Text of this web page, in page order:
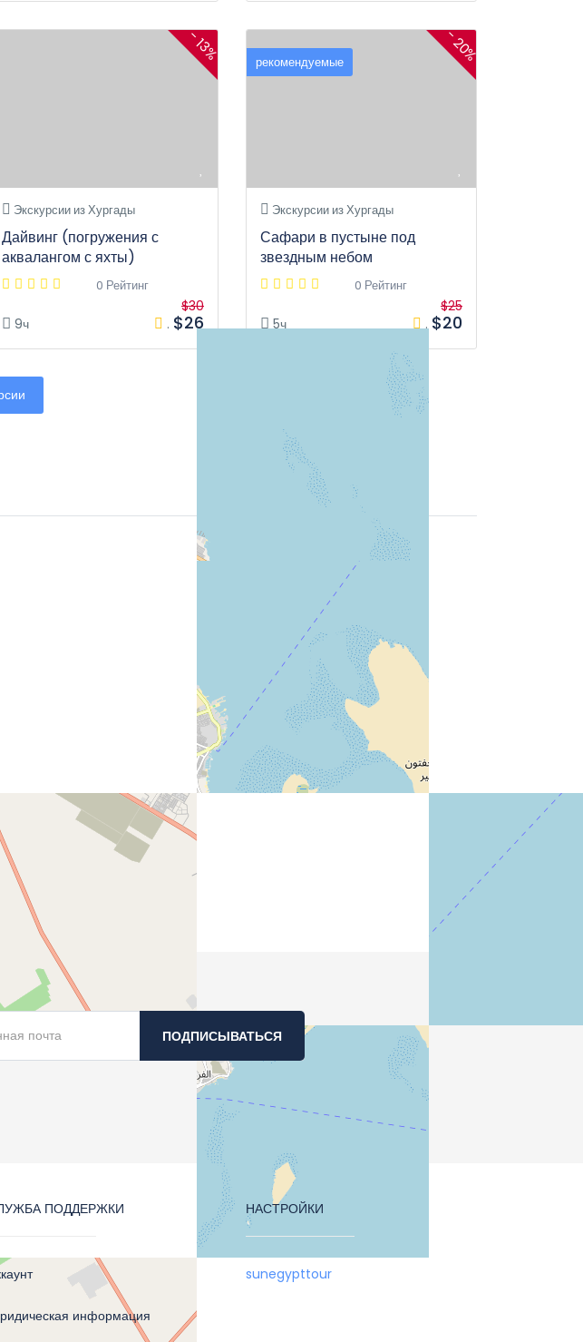
- 13%
Экскурсии из Хургады
Дайвинг (погружения с
аквалангом с яхты)
0 Рейтинг
9ч .
$30
$26
рекомендуемые - 20%
Экскурсии из Хургады
Сафари в пустыне под
звездным небом
0 Рейтинг
5ч .
$25
$20
ПОДПИСЫВАТЬСЯ
ПОДДЕРЖКИ
информация
НАСТРОЙКИ
sunegypttour